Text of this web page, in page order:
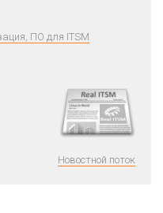
ПО для ITSM
Новостной поток